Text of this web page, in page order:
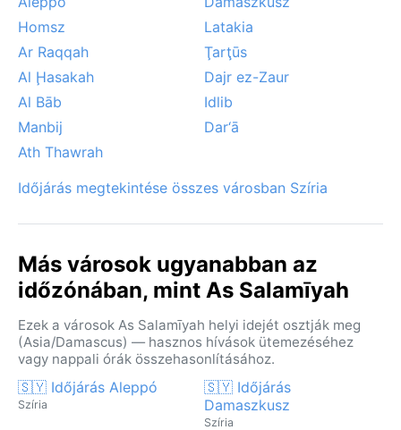
Homsz
Latakia
Ar Raqqah
Ţarţūs
Al Ḩasakah
Dajr ez-Zaur
Al Bāb
Idlib
Manbij
Dar‘ā
Ath Thawrah
Időjárás megtekintése összes városban Szíria
Más városok ugyanabban az
időzónában, mint As Salamīyah
Ezek a városok As Salamīyah helyi idejét osztják meg
(Asia/Damascus) — hasznos hívások ütemezéséhez
vagy nappali órák összehasonlításához.
🇸🇾 Időjárás Aleppó
Szíria
🇸🇾 Időjárás
Damaszkusz
Szíria